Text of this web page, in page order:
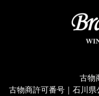
古物
古物商許可番号｜石川